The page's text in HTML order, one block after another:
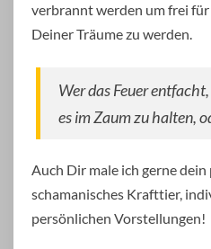
verbrannt werden um frei
Deiner Träume zu werden.
Wer das Feuer
es im Zaum zu halten,
Auch Dir male ich gerne
schamanisches Krafttier,
persönlichen Vorstellungen!